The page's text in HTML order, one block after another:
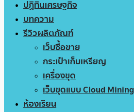
ปฏิทินเศรษฐกิจ
บทความ
รีวิวผลิตภัณฑ์
เว็บซื้อขาย
กระเป๋าเก็บเหรียญ
เครื่องขุด
เว็บขุดแบบ Cloud Mining
ห้องเรียน